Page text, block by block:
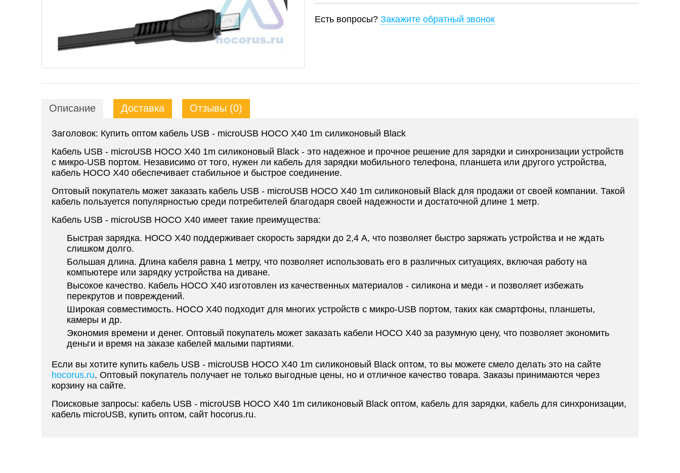
Есть вопросы? Закажите обратный звонок
Описание Доставка Отзывы (0)
Заголовок: Купить оптом кабель USB - microUSB HOCO X40 1m силиконовый Black
Кабель USB - microUSB HOCO X40 1m силиконовый Black - это надежное и прочное решение для зарядки и синхронизации устройств
с микро-USB портом. Независимо от того, нужен ли кабель для зарядки мобильного телефона, планшета или другого устройства,
кабель HOCO X40 обеспечивает стабильное и быстрое соединение.
Оптовый покупатель может заказать кабель USB - microUSB HOCO X40 1m силиконовый Black для продажи от своей компании. Такой
кабель пользуется популярностью среди потребителей благодаря своей надежности и достаточной длине 1 метр.
Кабель USB - microUSB HOCO X40 имеет такие преимущества:
Быстрая зарядка. HOCO X40 поддерживает скорость зарядки до 2,4 А, что позволяет быстро заряжать устройства и не ждать
слишком долго.
Большая длина. Длина кабеля равна 1 метру, что позволяет использовать его в различных ситуациях, включая работу на
компьютере или зарядку устройства на диване.
Высокое качество. Кабель HOCO X40 изготовлен из качественных материалов - силикона и меди - и позволяет избежать
перекрутов и повреждений.
Широкая совместимость. HOCO X40 подходит для многих устройств с микро-USB портом, таких как смартфоны, планшеты,
камеры и др.
Экономия времени и денег. Оптовый покупатель может заказать кабели HOCO X40 за разумную цену, что позволяет экономить
деньги и время на заказе кабелей малыми партиями.
Если вы хотите купить кабель USB - microUSB HOCO X40 1m силиконовый Black оптом, то вы можете смело делать это на сайте
hocorus.ru. Оптовый покупатель получает не только выгодные цены, но и отличное качество товара. Заказы принимаются через
корзину на сайте.
Поисковые запросы: кабель USB - microUSB HOCO X40 1m силиконовый Black оптом, кабель для зарядки, кабель для синхронизации,
кабель microUSB, купить оптом, сайт hocorus.ru.